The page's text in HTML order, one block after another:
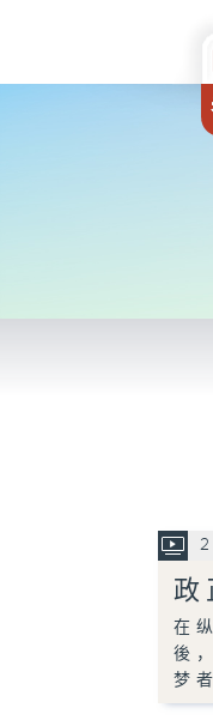
政
在
後
梦